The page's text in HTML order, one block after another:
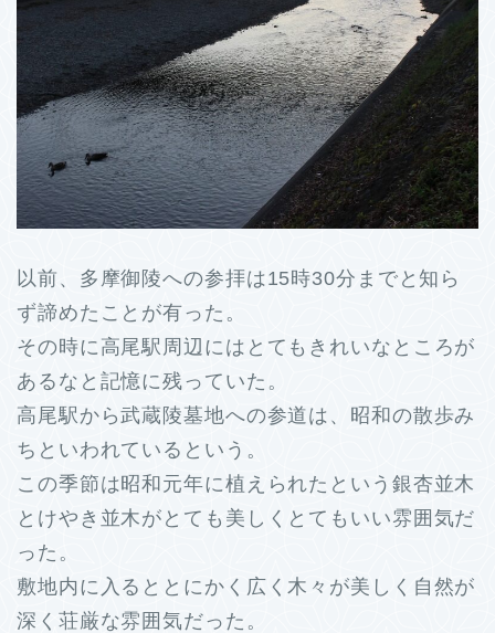
以前、多摩御陵への参拝は15時30分までと知ら
ず諦めたことが有った。
その時に高尾駅周辺にはとてもきれいなところが
あるなと記憶に残っていた。
高尾駅から武蔵陵墓地への参道は、昭和の散歩み
ちといわれているという。
この季節は昭和元年に植えられたという銀杏並木
とけやき並木がとても美しくとてもいい雰囲気だ
った。
敷地内に入るととにかく広く木々が美しく自然が
深く荘厳な雰囲気だった。